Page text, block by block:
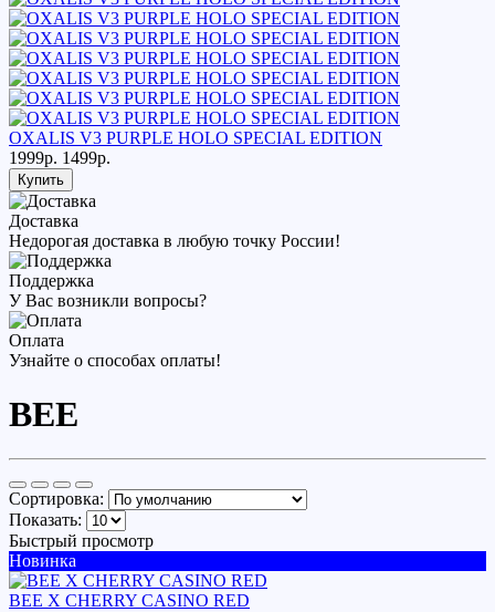
OXALIS V3 PURPLE HOLO SPECIAL EDITION
1999р. 1499р.
Купить
Доставка
Недорогая доставка в любую точку России!
Поддержка
У Вас возникли вопросы?
Оплата
Узнайте о способах оплаты!
BEE
Сортировка:
Показать:
Быстрый просмотр
Новинка
BEE X CHERRY CASINO RED